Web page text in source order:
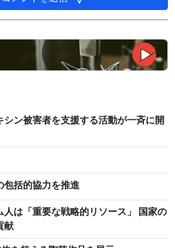
シン被害者を支援する活動が一斉に開
包括的協力を推進
人は「重要な戦略的リソース」 国家の
献